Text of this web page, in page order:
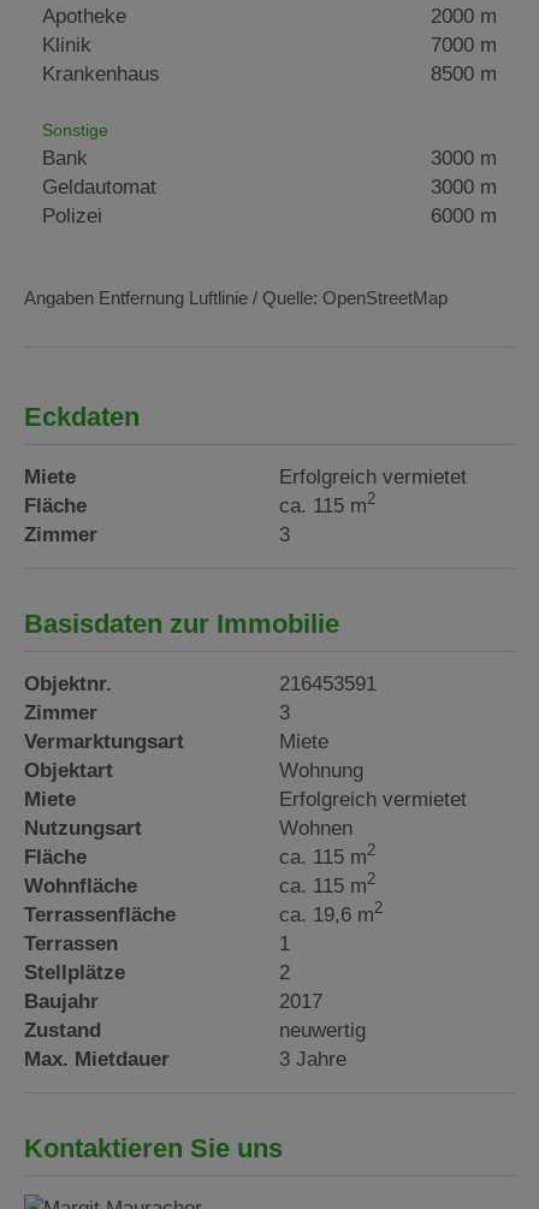
Apotheke
2000 m
Klinik
7000 m
Krankenhaus
8500 m
Sonstige
Bank
3000 m
Geldautomat
3000 m
Polizei
6000 m
Angaben Entfernung Luftlinie / Quelle: OpenStreetMap
Eckdaten
Miete
Erfolgreich vermietet
Fläche
ca. 115 m2
Zimmer 3
Basisdaten zur Immobilie
Objektnr.
216453591
Zimmer
3
Vermarktungsart
Miete
Objektart
Wohnung
Miete
Erfolgreich vermietet
Nutzungsart
Wohnen
Fläche
ca. 115 m2
Wohnfläche ca. 115 m2
Terrassenfläche ca. 19,6 m2
Terrassen
1
Stellplätze
2
Baujahr
2017
Zustand
neuwertig
Max. Mietdauer
3 Jahre
Kontaktieren Sie uns